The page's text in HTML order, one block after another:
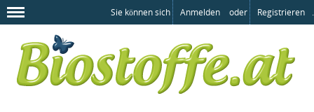
Sie können sich Anmelden oder Registrieren .